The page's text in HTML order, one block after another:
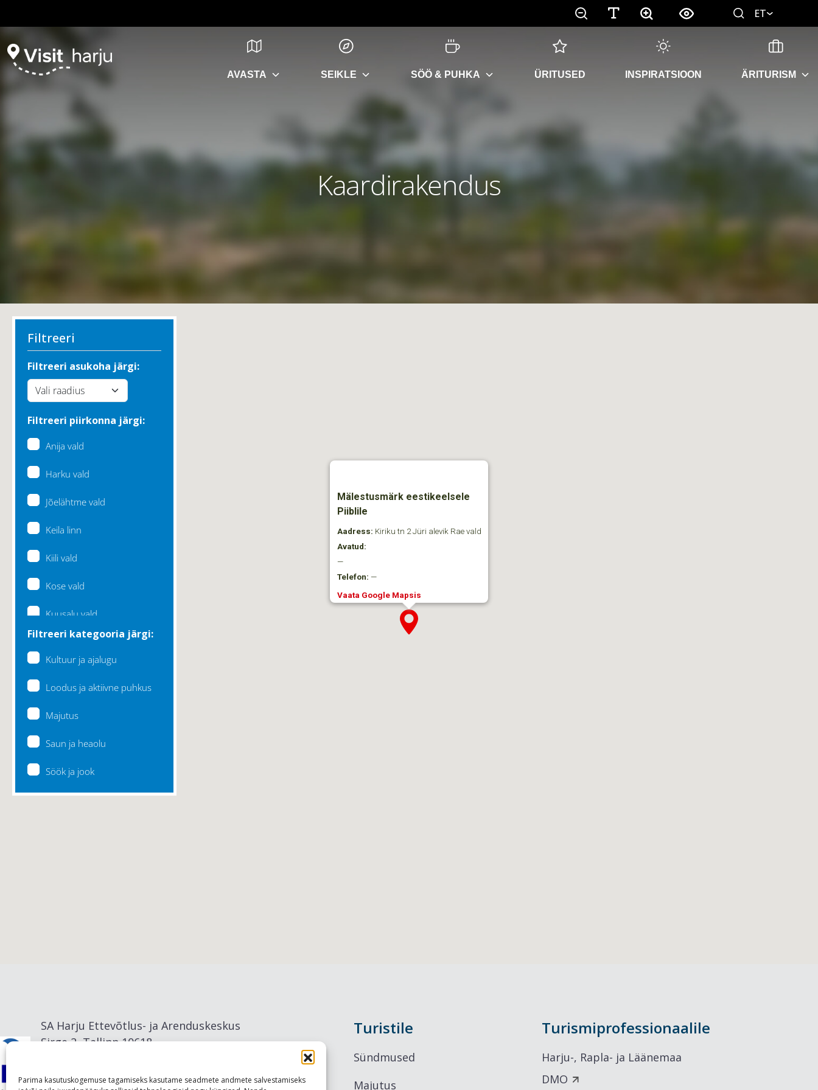
Parima kasutuskogemuse tagamiseks kasutame seadmete andmete salvestamiseks
ET
AVASTA SEIKLE SÖÖ & PUHKA ÜRITUSED INSPIRATSIOON ÄRITURISM
Kaardirakendus
Filtreeri
Filtreeri asukoha järgi:
Filtreeri piirkonna järgi:
Anija vald
Harku vald
Jõelähtme vald
Keila linn
Kiili vald
Kose vald
Kuusalu vald
Lääne-Harju vald
Filtreeri kategooria järgi:
Kultuur ja ajalugu
Loodus ja aktiivne puhkus
Majutus
Saun ja heaolu
Söök ja jook
Mälestusmärk eestikeelsele
Piiblile
Aadress: Kiriku tn 2 Jüri alevik Rae vald
Avatud:
—
Telefon: —
Vaata Google Mapsis
SA Harju Ettevõtlus- ja Arenduskeskus
Sirge 2, Tallinn 10618
Turistile
Sündmused
Majutus
Turismiprofessionaalile
Harju-, Rapla- ja Läänemaa
DMO